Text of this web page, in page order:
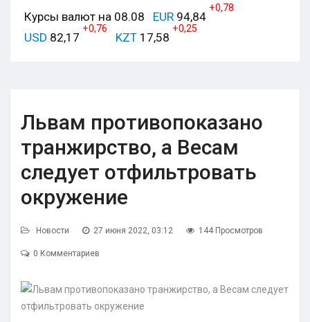
Курсы валют на 08.08 EUR 94,84
+0,78
USD 82,17
+0,76
KZT 17,58
+0,25
Львам противопоказано
транжирство, а Весам
следует отфильтровать
окружение
Новости 27 июня 2022, 03:12 144 Просмотров
0 Комментариев